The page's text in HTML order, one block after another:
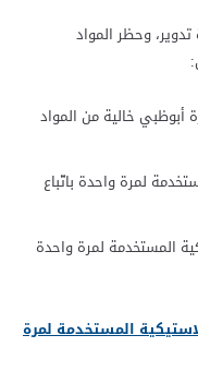
وحظر المواد
:
أبوظبي خالية من المواد
المستخدمة لمرة واحدة باتّباع
المستخدمة لمرة واحدة
المستخدمة لمرة